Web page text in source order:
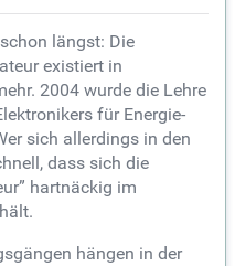
längst: Die
existiert in
2004 wurde die Lehre
für Energie-
sich allerdings in den
dass sich die
hartnäckig im
hängen in der